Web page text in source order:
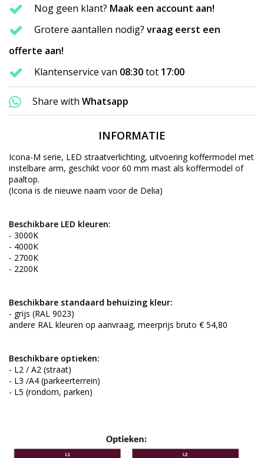
Nog geen klant? Maak een account aan!
Grotere aantallen nodig? vraag eerst een
offerte aan!
Klantenservice van 08:30tot 17:00
Share with Whatsapp
INFORMATIE
Icona-M serie, LED straatverlichting, uitvoering koffermodel met
instelbare arm, geschikt voor 60 mm mast als koffermodel of
paaltop.
(Icona is de nieuwe naam voor de Delia)
Beschikbare LED kleuren:
- 3000K
- 4000K
- 2700K
- 2200K
Beschikbare standaard behuizing kleur:
- grijs (RAL 9023)
andere RAL kleuren op aanvraag, meerprijs bruto € 54,80
Beschikbare optieken:
- L2 / A2 (straat)
- L3 /A4 (parkeerterrein)
- L5 (rondom, parken)